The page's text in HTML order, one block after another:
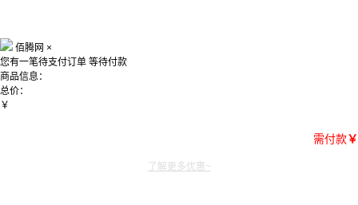
佰腾网 ×
您有一笔待支付订单 等待付款
商品信息：
总价：
￥
需付款￥
了解更多优惠~